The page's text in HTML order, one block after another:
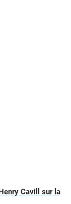
Cavill sur la